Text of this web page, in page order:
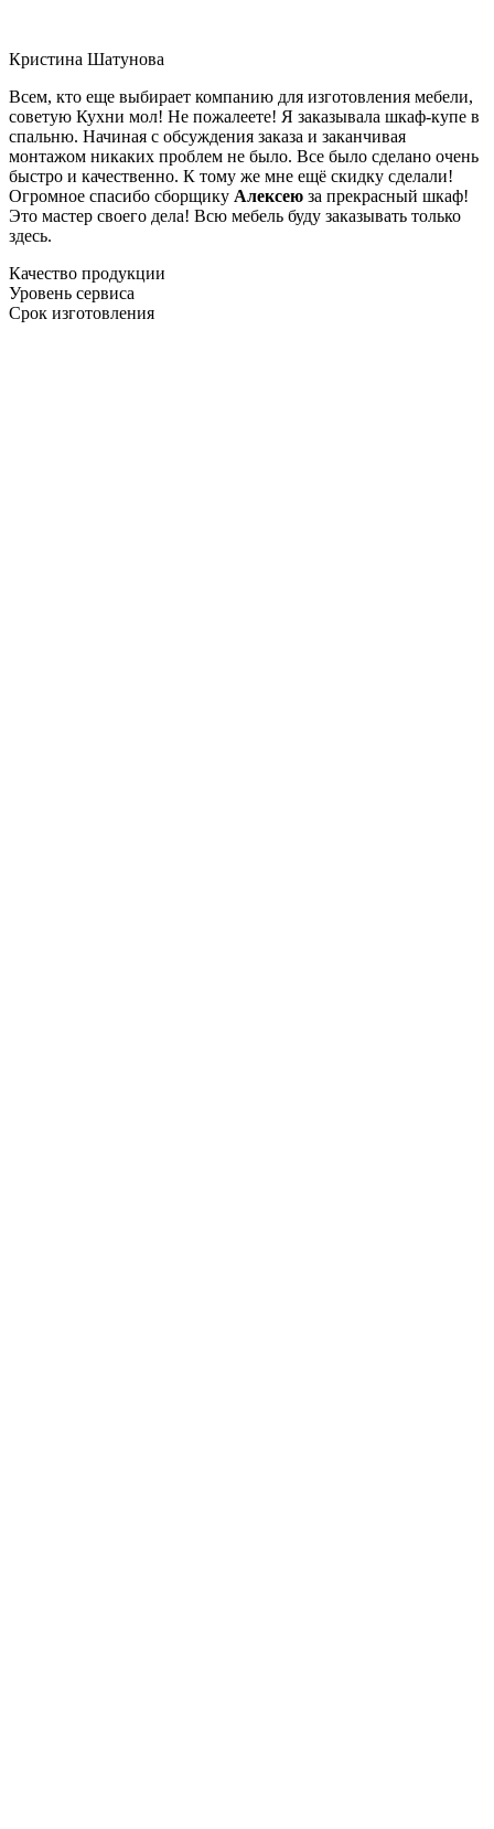
Кристина Шатунова
Всем, кто еще выбирает компанию для изготовления мебели,
советую Кухни мол! Не пожалеете! Я заказывала шкаф-купе в
спальню. Начиная с обсуждения заказа и заканчивая
монтажом никаких проблем не было. Все было сделано очень
быстро и качественно. К тому же мне ещё скидку сделали!
Огромное спасибо сборщику Алексею за прекрасный шкаф!
Это мастер своего дела! Всю мебель буду заказывать только
здесь.
Качество продукции
Уровень сервиса
Срок изготовления